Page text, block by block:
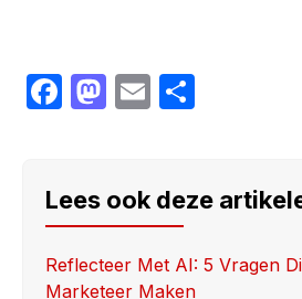
F
e
b
o
M
o
d
o
E
e
Lees ook deze
Reflecteer Met AI: 5 Vragen
Marketeer Maken